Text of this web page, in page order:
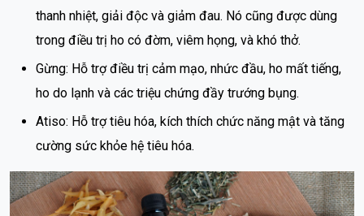
thanh nhiệt, giải độc và giảm đau. Nó cũng được dùng
trong điều trị ho có đờm, viêm họng, và khó thở.
Gừng: Hỗ trợ điều trị cảm mạo, nhức đầu, ho mất tiếng,
ho do lạnh và các triệu chứng đầy trướng bụng.
Atiso: Hỗ trợ tiêu hóa, kích thích chức năng mật và tăng
cường sức khỏe hệ tiêu hóa.